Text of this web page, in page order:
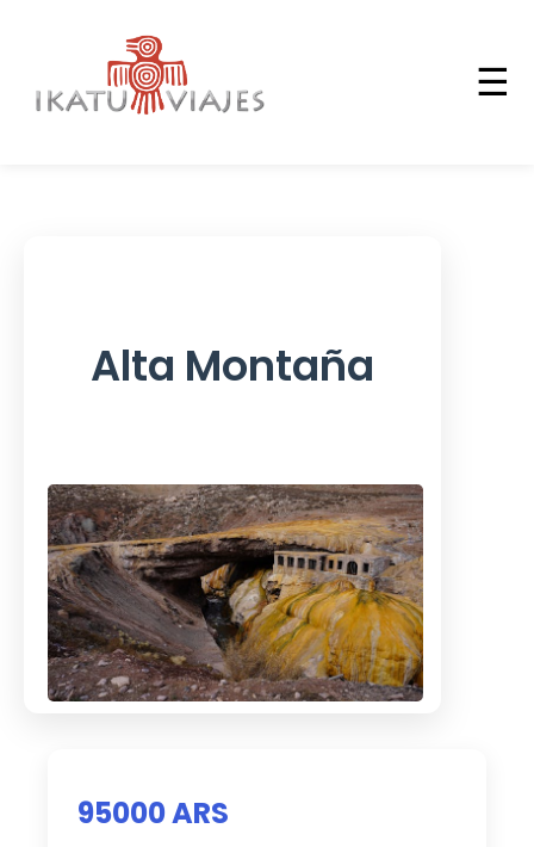
☰
Alta Montaña
95000 ARS